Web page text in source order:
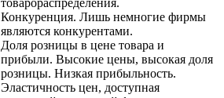
товарораспределения.
Конкуренция. Лишь немногие фирмы
являются конкурентами.
Доля розницы в цене товара и
прибыли. Высокие цены, высокая доля
розницы. Низкая прибыльность.
Эластичность цен, доступная